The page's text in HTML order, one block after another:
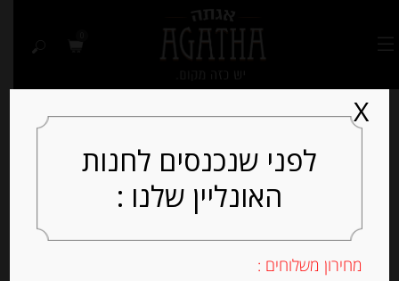
Out of
לפני שנכנסים לחנות
האונליין שלנו :
מחירון משלוחים :
X